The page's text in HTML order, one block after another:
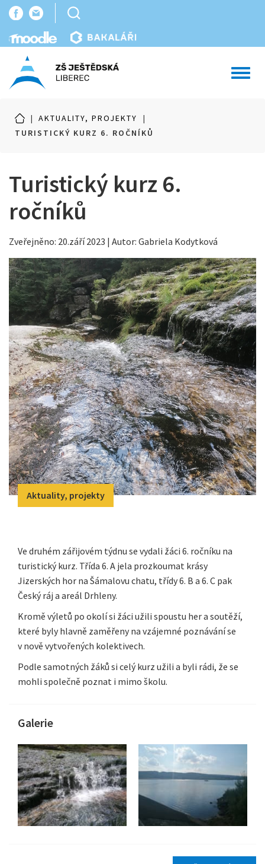
| AKTUALITY, PROJEKTY
|
TURISTICKÝ KURZ 6. ROČNÍKŮ
Turistický kurz 6.
ročníků
Zveřejněno: 20.září 2023 | Autor: Gabriela Kodytková
Aktuality, projekty
Ve druhém zářijovém týdnu se vydali žáci 6. ročníku na
turistický kurz. Třída 6. A jela prozkoumat krásy
Jizerských hor na Šámalovu chatu, třídy 6. B a 6. C pak
Český ráj a areál Drhleny.
Kromě výletů po okolí si žáci užili spoustu her a soutěží,
které byly hlavně zaměřeny na vzájemné poznávání se
v nově vytvořených kolektivech.
Podle samotných žáků si celý kurz užili a byli rádi, že se
mohli společně poznat i mimo školu.
Galerie